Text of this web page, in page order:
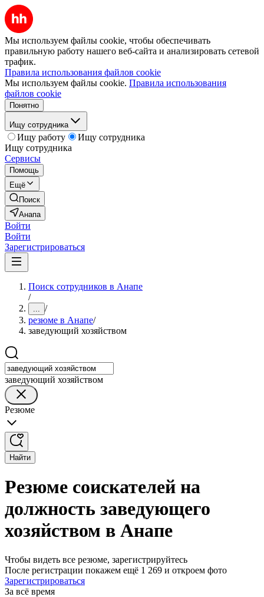
Мы используем файлы cookie, чтобы обеспечивать
правильную работу нашего веб-сайта и анализировать сетевой
трафик.
Правила использования файлов cookie
Мы используем файлы cookie. Правила использования
файлов cookie
Понятно
Ищу сотрудника
Ищу работу
Ищу сотрудника
Ищу сотрудника
Сервисы
Помощь
Ещё
Поиск
Анапа
Войти
Войти
Зарегистрироваться
Поиск сотрудников в Анапе
/
... /
резюме в Анапе/
заведующий хозяйством
заведующий хозяйством
Резюме
Найти
Резюме соискателей на
должность заведующего
хозяйством в Анапе
Чтобы видеть все резюме, зарегистрируйтесь
После регистрации покажем ещё 1 269 и откроем фото
Зарегистрироваться
За всё время